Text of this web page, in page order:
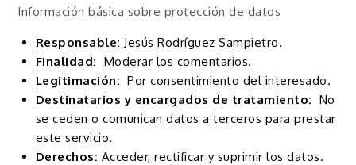
Información básica sobre protección de datos
Responsable: Jesús Rodríguez Sampietro.
Finalidad: Moderar los comentarios.
Legitimación: Por consentimiento del interesado.
Destinatarios y encargados de tratamiento: No
se ceden o comunican datos a terceros para prestar
este servicio.
Derechos: Acceder, rectificar y suprimir los datos.